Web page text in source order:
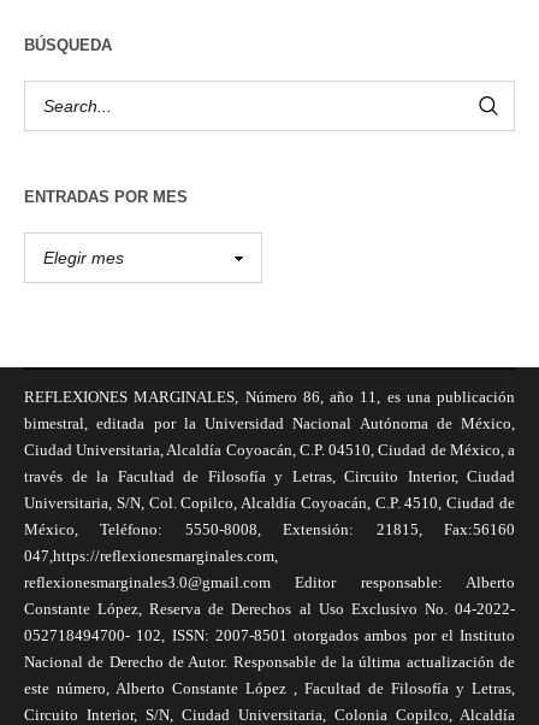
BÚSQUEDA
ENTRADAS POR MES
REFLEXIONES MARGINALES, Número 86, año 11, es una publicación
bimestral, editada por la Universidad Nacional Autónoma de México,
Ciudad Universitaria, Alcaldía Coyoacán, C.P. 04510, Ciudad de México, a
través de la Facultad de Filosofía y Letras, Circuito Interior, Ciudad
Universitaria, S/N, Col. Copilco, Alcaldía Coyoacán, C.P. 4510, Ciudad de
México, Teléfono: 5550-8008, Extensión: 21815, Fax:56160
047,https://reflexionesmarginales.com,
reflexionesmarginales3.0@gmail.com Editor responsable: Alberto
Constante López, Reserva de Derechos al Uso Exclusivo No. 04-2022-
052718494700- 102, ISSN: 2007-8501 otorgados ambos por el Instituto
Nacional de Derecho de Autor. Responsable de la última actualización de
este número, Alberto Constante López , Facultad de Filosofía y Letras,
Circuito Interior, S/N, Ciudad Universitaria, Colonia Copilco, Alcaldía